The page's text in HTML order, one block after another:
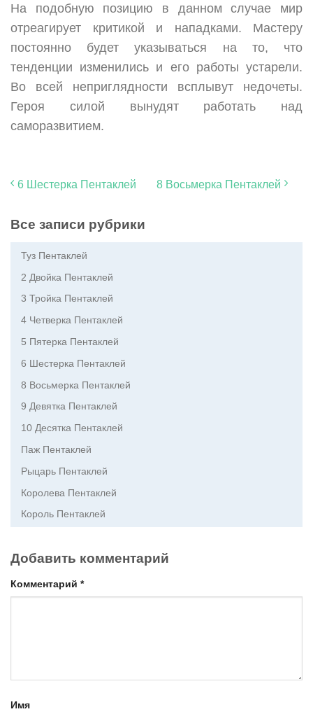
На подобную позицию в данном случае мир
отреагирует критикой и нападками. Мастеру
постоянно будет указываться на то, что
тенденции изменились и его работы устарели.
Во всей неприглядности всплывут недочеты.
Героя силой вынудят работать над
саморазвитием.
6 Шестерка Пентаклей 8 Восьмерка Пентаклей
Все записи рубрики
Туз Пентаклей
2 Двойка Пентаклей
3 Тройка Пентаклей
4 Четверка Пентаклей
5 Пятерка Пентаклей
6 Шестерка Пентаклей
8 Восьмерка Пентаклей
9 Девятка Пентаклей
10 Десятка Пентаклей
Паж Пентаклей
Рыцарь Пентаклей
Королева Пентаклей
Король Пентаклей
Добавить комментарий
Комментарий *
Имя